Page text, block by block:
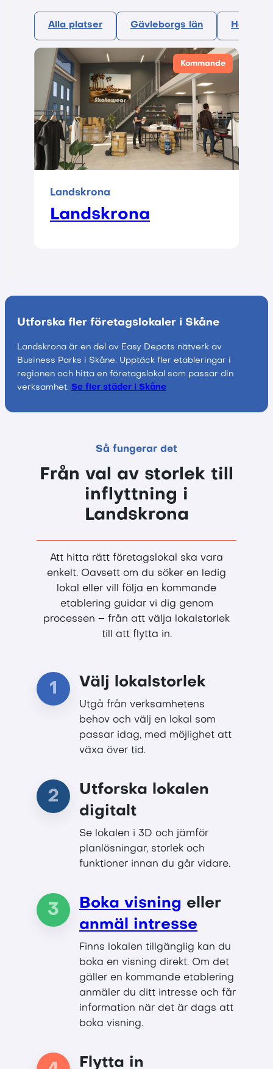
Alla platser Gävleborgs län
Kommande
Landskrona
Landskrona
Utforska fler företagslokaler i Skåne
Landskrona är en del av Easy Depots nätverk av
Business Parks i Skåne. Upptäck fler etableringar i
regionen och hitta en företagslokal som passar din
verksamhet. Se fler städer i Skåne
Så fungerar det
Från val av storlek till
inflyttning i
Landskrona
Att hitta rätt företagslokal ska vara
enkelt. Oavsett om du söker en ledig
lokal eller vill följa en kommande
etablering guidar vi dig genom
processen – från att välja lokalstorlek
till att flytta in.
1 Välj lokalstorlek
Utgå från verksamhetens
behov och välj en lokal som
passar idag, med möjlighet att
växa över tid.
2
Utforska lokalen
digitalt
Se lokalen i 3D och jämför
planlösningar, storlek och
funktioner innan du går vidare.
3 Boka visning eller
anmäl intresse
Finns lokalen tillgänglig kan du
boka en visning direkt. Om det
gäller en kommande etablering
anmäler du ditt intresse och får
information när det är dags att
boka visning.
Flytta in